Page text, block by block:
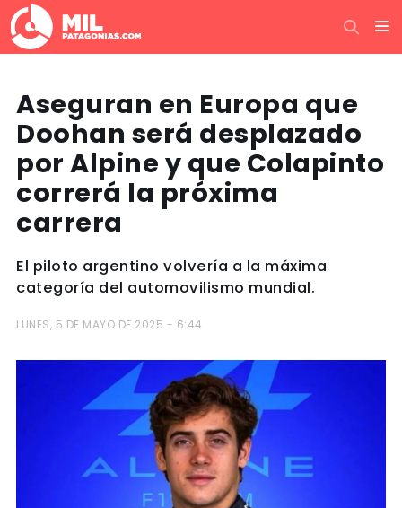
Aseguran en Europa que
Doohan será desplazado
por Alpine y que Colapinto
correrá la próxima
carrera
El piloto argentino volvería a la máxima
categoría del automovilismo mundial.
LUNES, 5 DE MAYO DE 2025 - 6:44